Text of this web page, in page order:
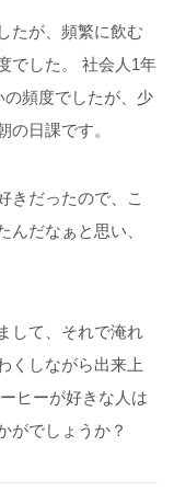
たが、頻繁に飲む
でした。 社会人1年
の頻度でしたが、少
の日課です。
きだったので、こ
んだなぁと思い、
して、それで淹れ
くしながら出来上
ヒーが好きな人は
がでしょうか？